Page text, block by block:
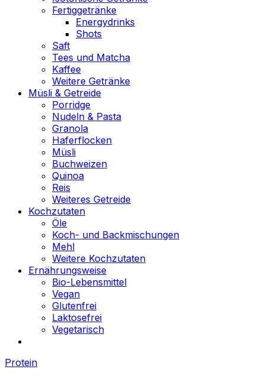
Fertiggetränke
Energydrinks
Shots
Saft
Tees und Matcha
Kaffee
Weitere Getränke
Müsli & Getreide
Porridge
Nudeln & Pasta
Granola
Haferflocken
Müsli
Buchweizen
Quinoa
Reis
Weiteres Getreide
Kochzutaten
Öle
Koch- und Backmischungen
Mehl
Weitere Kochzutaten
Ernährungsweise
Bio-Lebensmittel
Vegan
Glutenfrei
Laktosefrei
Vegetarisch
Protein